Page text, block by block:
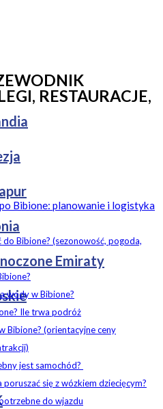
Emiraty
RESTAURACJE,
Bibione: planowanie i logistyka
do Bibione? (sezonowość, pogoda,
wody w Bibione?
Ile trwa podróż
Bibione? (orientacyjne ceny
jest samochód?
się z wózkiem dziecięcym?
do wjazdu